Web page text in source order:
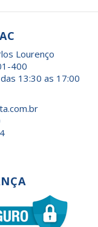
Lourenço
400
13:30 as 17:00